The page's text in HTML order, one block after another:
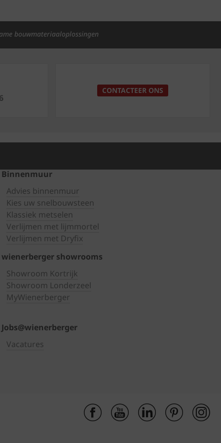
bouwmateriaaloplossingen
CONTACTEER ONS
Binnenmuur
Advies binnenmuur
Kies uw snelbouwsteen
Klassiek metselen
Verlijmen met lijmmortel
Verlijmen met Dryfix
wienerberger showrooms
Showroom Kortrijk
Showroom Londerzeel
MyWienerberger
Jobs@wienerberger
Vacatures